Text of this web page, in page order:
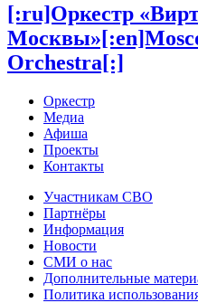
[:ru]Оркестр
Orchestra[:]
Оркестр
Медиа
Афиша
Проекты
Контакты
Участникам СВО
Партнёры
Информация
Новости
СМИ о нас
Дополнительные
Политика